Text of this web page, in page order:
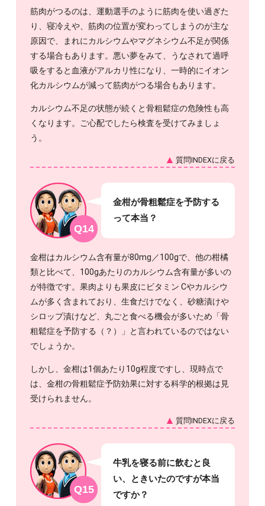
筋肉がつるのは、運動選手のように筋肉を使い過ぎた
り、寝冷えや、筋肉の位置が変わってしまうのが主な
原因で、まれにカルシウムやマグネシウム不足が関係
する場合もあります。悪い夢をみて、うなされて過呼
吸をすると血液がアルカリ性になり、一時的にイオン
化カルシウムが減って筋肉がつる場合もあります。
カルシウム不足の状態が続くと骨粗鬆症の危険性も高
くなります。ご心配でしたら検査を受けてみましょ
う。
質問INDEXに戻る
Q14
金柑が骨粗鬆症を予防する
って本当？
金柑はカルシウム含有量が80mg／100gで、他の柑橘
類と比べて、100gあたりのカルシウム含有量が多いの
が特徴です。果肉よりも果皮にビタミン Cやカルシウ
ムが多く含まれており、生食だけでなく、砂糖漬けや
シロップ漬けなど、丸ごと食べる機会が多いため「骨
粗鬆症を予防する（？）」と言われているのではない
でしょうか。
しかし、金柑は1個あたり10g程度ですし、現時点で
は、金柑の骨粗鬆症予防効果に対する科学的根拠は見
受けられません。
質問INDEXに戻る
Q15
牛乳を寝る前に飲むと良
い、ときいたのですが本当
ですか？